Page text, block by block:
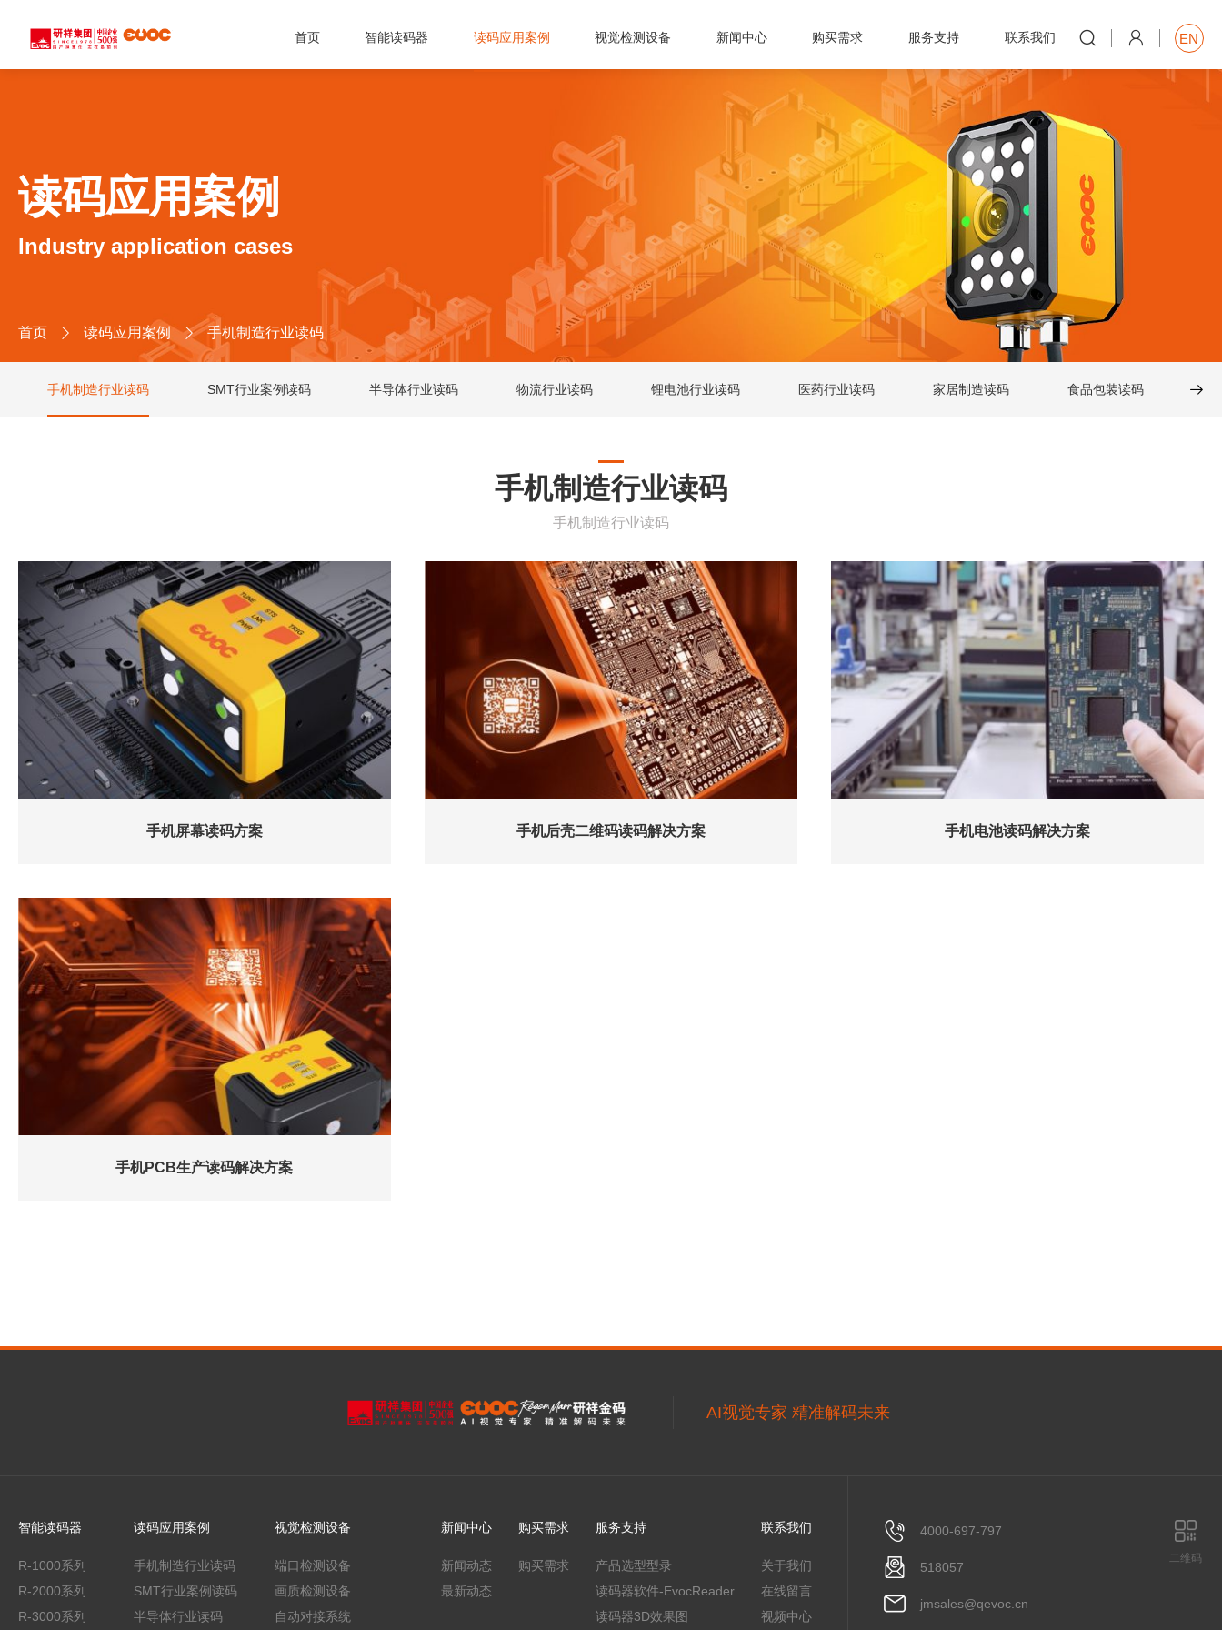
首页 智能读码器 读码应用案例 视觉检测设备 新闻中心 购买需求 服务支持 联系我们

 EN
读码应用案例
Industry application cases
首页  读码应用案例  手机制造行业读码
手机制造行业读码 SMT行业案例读码 半导体行业读码 物流行业读码 锂电池行业读码 医药行业读码 家居制造读码 食品包装读码 消

手机制造行业读码
手机制造行业读码
手机屏幕读码方案 手机后壳二维码读码解决方案 手机电池读码解决方案
手机PCB生产读码解决方案
AI视觉专家 精准解码未来
智能读码器
R-1000系列
R-2000系列
R-3000系列
读码应用案例
手机制造行业读码
SMT行业案例读码
半导体行业读码
视觉检测设备
端口检测设备
画质检测设备
自动对接系统
新闻中心
新闻动态
最新动态
购买需求
购买需求
服务支持
产品选型型录
读码器软件-EvocReader
读码器3D效果图
联系我们
关于我们
在线留言
视频中心
4000-697-797
518057
jmsales@qevoc.cn
二维码